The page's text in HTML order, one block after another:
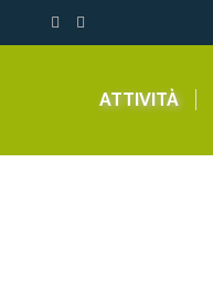
ATTIVITÀ